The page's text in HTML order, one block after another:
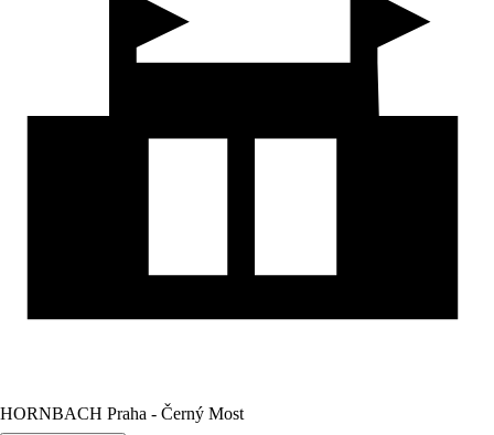
HORNBACH Praha - Černý Most